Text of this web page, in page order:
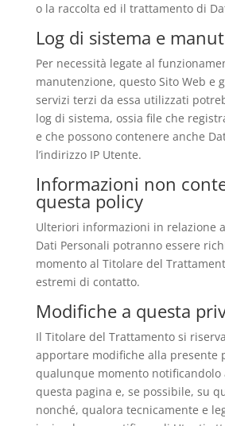
o la raccolta ed il trattamento di
Log di sistema e
Per necessità legate al
manutenzione, questo Sito Web e
servizi terzi da essa utilizzati
log di sistema, ossia file che
e che possono contenere anche
l’indirizzo IP Utente.
Informazioni non
questa policy
Ulteriori informazioni in relazione
Dati Personali potranno essere
momento al Titolare del
estremi di contatto.
Modifiche a questa
Il Titolare del Trattamento si
apportare modifiche alla presente
qualunque momento notificandolo
questa pagina e, se possibile, su
nonché, qualora tecnicamente e